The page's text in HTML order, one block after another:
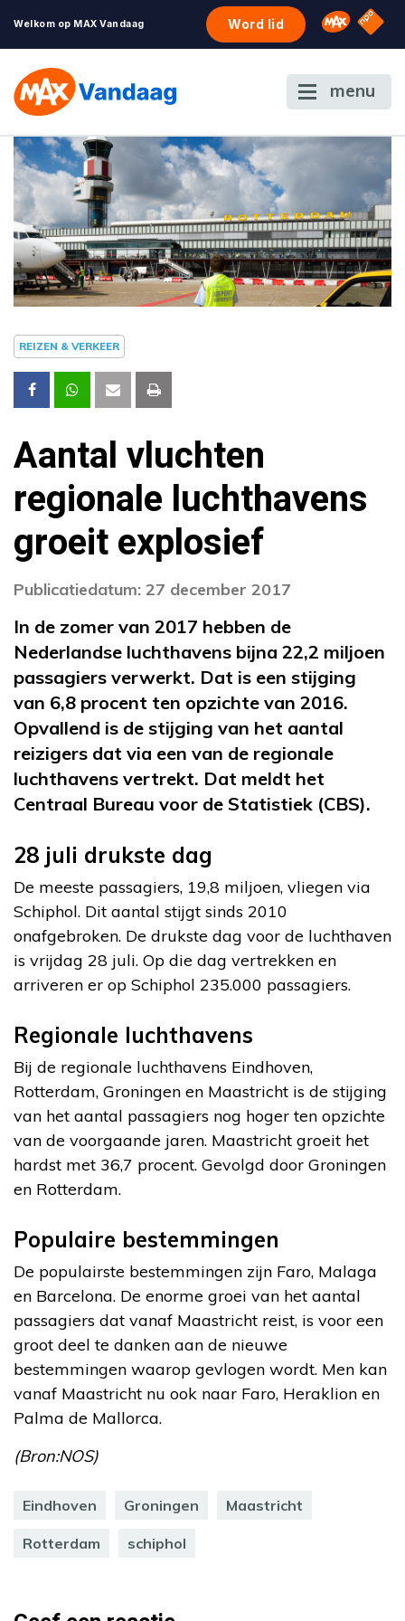
Welkom op MAX Vandaag Word lid Omroep
NPO
menu
REIZEN & VERKEER
Aantal vluchten
regionale luchthavens
groeit explosief
Publicatiedatum: 27 december 2017
In de zomer van 2017 hebben de
Nederlandse luchthavens bijna 22,2 miljoen
passagiers verwerkt. Dat is een stijging
van 6,8 procent ten opzichte van 2016.
Opvallend is de stijging van het aantal
reizigers dat via een van de regionale
luchthavens vertrekt. Dat meldt het
Centraal Bureau voor de Statistiek (CBS).
28 juli drukste dag
De meeste passagiers, 19,8 miljoen, vliegen via
Schiphol. Dit aantal stijgt sinds 2010
onafgebroken. De drukste dag voor de luchthaven
is vrijdag 28 juli. Op die dag vertrekken en
arriveren er op Schiphol 235.000 passagiers.
Regionale luchthavens
Bij de regionale luchthavens Eindhoven,
Rotterdam, Groningen en Maastricht is de stijging
van het aantal passagiers nog hoger ten opzichte
van de voorgaande jaren. Maastricht groeit het
hardst met 36,7 procent. Gevolgd door Groningen
en Rotterdam.
Populaire bestemmingen
De populairste bestemmingen zijn Faro, Malaga
en Barcelona. De enorme groei van het aantal
passagiers dat vanaf Maastricht reist, is voor een
groot deel te danken aan de nieuwe
bestemmingen waarop gevlogen wordt. Men kan
vanaf Maastricht nu ook naar Faro, Heraklion en
Palma de Mallorca.
(Bron:NOS)
Eindhoven Groningen Maastricht
Rotterdam schiphol